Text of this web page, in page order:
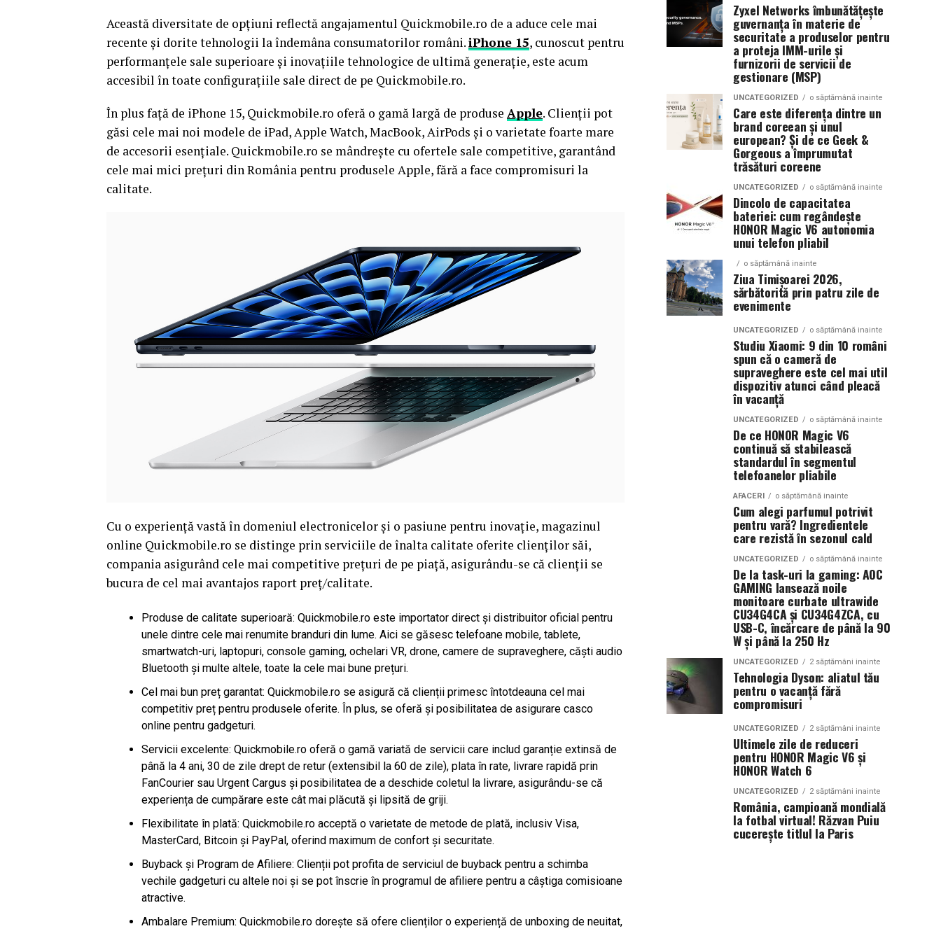
Această diversitate de opțiuni reflectă angajamentul Quickmobile.ro de a aduce cele mai
recente și dorite tehnologii la îndemâna consumatorilor români.iPhone 15, cunoscut pentru
performanțele sale superioare și inovațiile tehnologice de ultimă generație, este acum
accesibil în toate configurațiile sale direct de pe Quickmobile.ro.
În plus față de iPhone 15, Quickmobile.ro oferă o gamă largă de produse Apple. Clienții pot
găsi cele mai noi modele de iPad, Apple Watch, MacBook, AirPods și o varietate foarte mare
de accesorii esențiale. Quickmobile.ro se mândrește cu ofertele sale competitive, garantând
cele mai mici prețuri din România pentru produsele Apple, fără a face compromisuri la
calitate.
Cu o experiență vastă în domeniul electronicelor și o pasiune pentru inovație, magazinul
online Quickmobile.ro se distinge prin serviciile de înalta calitate oferite clienților săi,
compania asigurând cele mai competitive prețuri de pe piață, asigurându-se că clienții se
bucura de cel mai avantajos raport preț/calitate.
Produse de calitate superioară: Quickmobile.ro este importator direct și distribuitor oficial pentru
unele dintre cele mai renumite branduri din lume. Aici se găsesc telefoane mobile, tablete,
smartwatch-uri, laptopuri, console gaming, ochelari VR, drone, camere de supraveghere, căști audio
Bluetooth și multe altele, toate la cele mai bune prețuri.
Cel mai bun preț garantat: Quickmobile.ro se asigură că clienții primesc întotdeauna cel mai
competitiv preț pentru produsele oferite. În plus, se oferă și posibilitatea de asigurare casco
online pentru gadgeturi.
Servicii excelente: Quickmobile.ro oferă o gamă variată de servicii care includ garanție extinsă de
până la 4 ani, 30 de zile drept de retur (extensibil la 60 de zile), plata în rate, livrare rapidă prin
FanCourier sau Urgent Cargus și posibilitatea de a deschide coletul la livrare, asigurându-se că
experiența de cumpărare este cât mai plăcută și lipsită de griji.
Flexibilitate în plată: Quickmobile.ro acceptă o varietate de metode de plată, inclusiv Visa,
MasterCard, Bitcoin și PayPal, oferind maximum de confort și securitate.
Buyback și Program de Afiliere: Clienții pot profita de serviciul de buyback pentru a schimba
vechile gadgeturi cu altele noi și se pot înscrie în programul de afiliere pentru a câștiga comisioane
atractive.
Ambalare Premium: Quickmobile.ro dorește să ofere clienților o experiență de unboxing de neuitat,
Zyxel Networks îmbunătățește
guvernanța în materie de
securitate a produselor pentru
a proteja IMM-urile și
furnizorii de servicii de
gestionare (MSP)
UNCATEGORIZED o săptămână inainte
Care este diferența dintre un
brand coreean și unul
european? Și de ce Geek &
Gorgeous a împrumutat
trăsături coreene
UNCATEGORIZED o săptămână inainte
Dincolo de capacitatea
bateriei: cum regândește
HONOR Magic V6 autonomia
unui telefon pliabil
o săptămână inainte
Ziua Timișoarei 2026,
sărbătorită prin patru zile de
evenimente
UNCATEGORIZED o săptămână inainte
Studiu Xiaomi: 9 din 10 români
spun că o cameră de
supraveghere este cel mai util
dispozitiv atunci când pleacă
în vacanță
UNCATEGORIZED o săptămână inainte
De ce HONOR Magic V6
continuă să stabilească
standardul în segmentul
telefoanelor pliabile
AFACERI o săptămână inainte
Cum alegi parfumul potrivit
pentru vară? Ingredientele
care rezistă în sezonul cald
UNCATEGORIZED o săptămână inainte
De la task-uri la gaming: AOC
GAMING lansează noile
monitoare curbate ultrawide
CU34G4CA și CU34G4ZCA, cu
USB-C, încărcare de până la 90
W și până la 250 Hz
UNCATEGORIZED 2 săptămâni inainte
Tehnologia Dyson: aliatul tău
pentru o vacanță fără
compromisuri
UNCATEGORIZED 2 săptămâni inainte
Ultimele zile de reduceri
pentru HONOR Magic V6 și
HONOR Watch 6
UNCATEGORIZED 2 săptămâni inainte
România, campioană mondială
la fotbal virtual! Răzvan Puiu
cucerește titlul la Paris